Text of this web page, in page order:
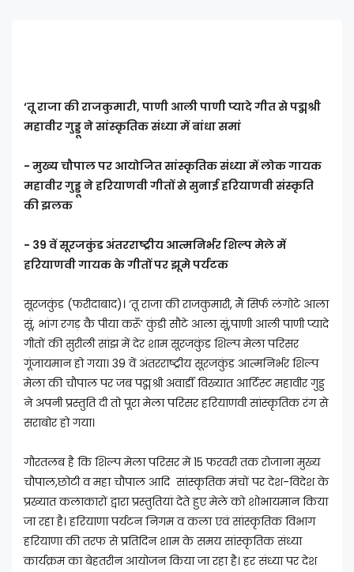
‘तू राजा की राजकुमारी, पाणी आली पाणी प्यादे गीत से पद्मश्री
महावीर गुड्डू ने सांस्कृतिक संध्या में बांधा समां
- मुख्य चौपाल पर आयोजित सांस्कृतिक संध्या में लोक गायक
महावीर गुड्डू ने हरियाणवी गीतों से सुनाई हरियाणवी संस्कृति
की झलक
- 39 वें सूरजकुंड अंतरराष्ट्रीय आत्मनिर्भर शिल्प मेले में
हरियाणवी गायक के गीतों पर झूमे पर्यटक
सूरजकुंड (फरीदाबाद)। ‘तू राजा की राजकुमारी, मैं सिर्फ लंगोटे आला
सूं, भांग रगड़ कै पीया करूँ’ कुंडी सौटे आला सूं,पाणी आली पाणी प्यादे
गीतों की सुरीली सांझ में देर शाम सूरजकुंड शिल्प मेला परिसर
गूंजायमान हो गया। 39 वें अंतरराष्ट्रीय सूरजकुंड आत्मनिर्भर शिल्प
मेला की चौपाल पर जब पद्मश्री अवार्डी विख्यात आर्टिस्ट महावीर गुड्ड
ने अपनी प्रस्तुति दी तो पूरा मेला परिसर हरियाणवी सांस्कृतिक रंग से
सराबोर हो गया।
गौरतलब है कि शिल्प मेला परिसर में 15 फरवरी तक रोजाना मुख्य
चौपाल,छोटी व महा चौपाल आदि सांस्कृतिक मंचों पर देश-विदेश के
प्रख्यात कलाकारों द्वारा प्रस्तुतियां देते हुए मेले को शोभायमान किया
जा रहा है। हरियाणा पर्यटन निगम व कला एवं सांस्कृतिक विभाग
हरियाणा की तरफ से प्रतिदिन शाम के समय सांस्कृतिक संध्या
कार्यक्रम का बेहतरीन आयोजन किया जा रहा है। हर संध्या पर देश